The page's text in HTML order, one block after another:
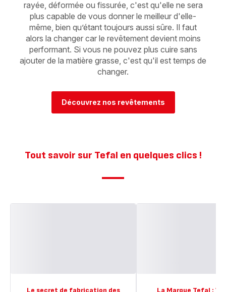
rayée, déformée ou fissurée, c'est qu'elle ne sera
plus capable de vous donner le meilleur d'elle-
même, bien qu’étant toujours aussi sûre. Il faut
alors la changer car le revêtement devient moins
performant. Si vous ne pouvez plus cuire sans
ajouter de la matière grasse, c'est qu'il est temps de
changer.
Découvrez nos revêtements
Tout savoir sur Tefal en quelques clics !
Le secret de fabrication des
La Marque Tefal :